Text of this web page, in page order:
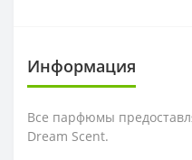
Информация
Все парфюмы
Dream Scent.